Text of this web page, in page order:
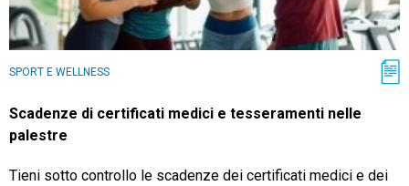
SPORT E WELLNESS
Scadenze di certificati medici e tesseramenti nelle
palestre
Tieni sotto controllo le scadenze dei certificati medici e dei